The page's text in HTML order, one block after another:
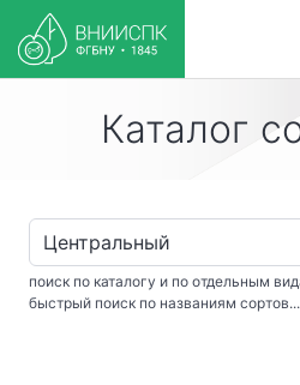
Каталог
поиск по каталогу и по отдельным
быстрый поиск по названиям сортов...